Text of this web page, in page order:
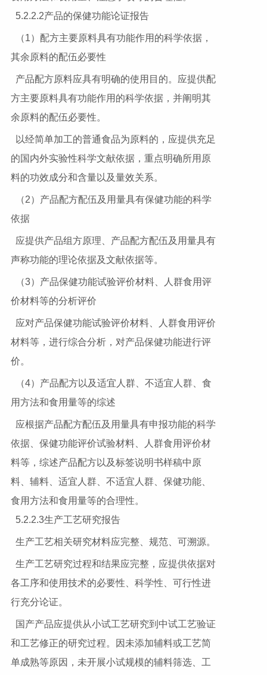
5.2.2.2产品的保健功能论证报告
（1）配方主要原料具有功能作用的科学依据，
其余原料的配伍必要性
产品配方原料应具有明确的使用目的。应提供配
方主要原料具有功能作用的科学依据，并阐明其
余原料的配伍必要性。
以经简单加工的普通食品为原料的，应提供充足
的国内外实验性科学文献依据，重点明确所用原
料的功效成分和含量以及量效关系。
（2）产品配方配伍及用量具有保健功能的科学
依据
应提供产品组方原理、产品配方配伍及用量具有
声称功能的理论依据及文献依据等。
（3）产品保健功能试验评价材料、人群食用评
价材料等的分析评价
应对产品保健功能试验评价材料、人群食用评价
材料等，进行综合分析，对产品保健功能进行评
价。
（4）产品配方以及适宜人群、不适宜人群、食
用方法和食用量等的综述
应根据产品配方配伍及用量具有申报功能的科学
依据、保健功能评价试验材料、人群食用评价材
料等，综述产品配方以及标签说明书样稿中原
料、辅料、适宜人群、不适宜人群、保健功能、
食用方法和食用量等的合理性。
5.2.2.3生产工艺研究报告
生产工艺相关研究材料应完整、规范、可溯源。
生产工艺研究过程和结果应完整，应提供依据对
各工序和使用技术的必要性、科学性、可行性进
行充分论证。
国产产品应提供从小试工艺研究到中试工艺验证
和工艺修正的研究过程。因未添加辅料或工艺简
单成熟等原因，未开展小试规模的辅料筛选、工